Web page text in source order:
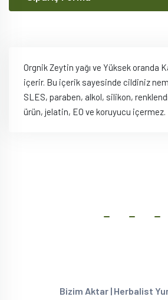
Orgnik Zeytin yağı ve Yüksek oranda
içerir. Bu içerik sayesinde cildiniz
SLES, paraben, alkol, silikon,
ürün, jelatin, EO ve koruyucu içermez.
Bizim Aktar | Herbalist